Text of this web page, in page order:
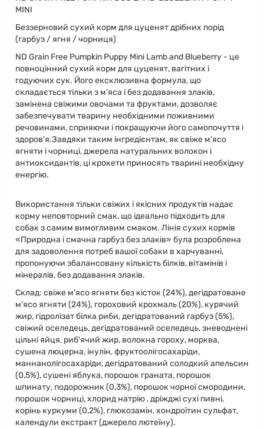
MINI
Беззерновий сухий корм для цуценят дрібних порід
(гарбуз / ягня / чорниця)
ND Grain Free Pumpkin Puppy Mini Lamb and Blueberry - це
повноцінний сухий корм для цуценят, вагітних і
годуючих сук. Його ексклюзивна формула, що
складається тільки з м'яса і без додавання злаків,
замінена свіжими овочами та фруктами, дозволяє
забезпечувати тварину необхідними поживними
речовинами, сприяючи і покращуючи його самопочуття і
здоров'я.Завдяки таким інгредієнтам, як свіже м'ясо
ягняти і чорниці, джерела натуральних волокон і
антиоксидантів, ці крокети приносять тварині необхідну
енергію.
Використання тільки свіжих і якісних продуктів надає
корму неповторний смак, що ідеально підходить для
собак з самим вимогливим смаком. Лінія сухих кормів
«Природна і смачна гарбуз без злаків» була розроблена
для задоволення потреб вашої собаки в харчуванні,
пропонуючи збалансовану кількість білків, вітамінів і
мінералів, без додавання злаків.
Склад: свіже м'ясо ягняти без кісток (24%), дегідратоване
м'ясо ягняти (24%), гороховий крохмаль (20%), курячий
жир, гідролізат білка риби, дегідратований гарбуз (5%),
свіжий оселедець, дегідратований оселедець, зневоднені
цільні яйця, риб'ячий жир, волокна гороху, морква,
сушена люцерна, інулін, фруктоолігосахаріди,
маннанолігосахаріди, дегідратований солодкий апельсин
(0,5%), сушені яблука, порошок граната, порошок
шпинату, подорожник (0,3%), порошок чорної смородини,
порошок чорниці, хлорид натрію , дріжджі сухі пивні,
корінь куркуми (0,2%), глюкозамін, хондроїтин сульфат,
календули екстракт (джерело лютеїну).